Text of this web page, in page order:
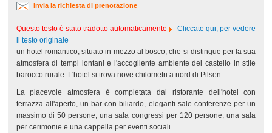
Invia la richiesta di prenotazione
Questo testo è stato tradotto automaticamente
Cliccate qui, per vedere
il testo originale
un hotel romantico, situato in mezzo al bosco, che si distingue per la sua
atmosfera di tempi lontani e l'accogliente ambiente del castello in stile
barocco rurale. L'hotel si trova nove chilometri a nord di Pilsen.
La piacevole atmosfera è completata dal ristorante dell'hotel con
terrazza all'aperto, un bar con biliardo, eleganti sale conferenze per un
massimo di 50 persone, una sala congressi per 120 persone, una sala
per cerimonie e una cappella per eventi sociali.